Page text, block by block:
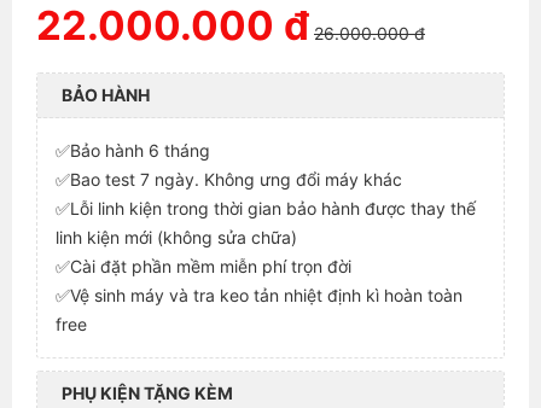
22.000.000 đ 26.000.000 đ
BẢO HÀNH
✅Bảo hành 6 tháng
✅Bao test 7 ngày. Không ưng đổi máy khác
✅Lỗi linh kiện trong thời gian bảo hành được thay thế
linh kiện mới (không sửa chữa)
✅Cài đặt phần mềm miễn phí trọn đời
✅Vệ sinh máy và tra keo tản nhiệt định kì hoàn toàn
free
PHỤ KIỆN TẶNG KÈM